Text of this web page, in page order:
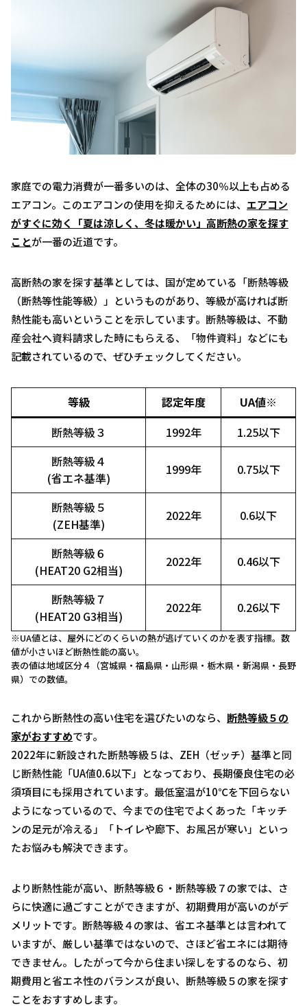
家庭での電力消費が一番多いのは、全体の30％以上も占める
エアコン。このエアコンの使用を抑えるためには、 エアコン
がすぐに効く「夏は涼しく、冬は暖かい」高断熱の家を探す
ことが一番の近道です。
高断熱の家を探す基準としては、国が定めている「断熱等級
（断熱等性能等級）」というものがあり、等級が高ければ断
熱性能も高いということを示しています。断熱等級は、不動
産会社へ資料請求した時にもらえる、「物件資料」などにも
記載されているので、ぜひチェックしてください。
等級 認定年度
UA値※
断熱等級３
1992年
1.25以下
断熱等級４
(省エネ基準)
1999年 0.75以下
断熱等級５
(ZEH基準)
2022年 0.6以下
断熱等級６
(HEAT20 G2相当)
2022年 0.46以下
断熱等級７
(HEAT20 G3相当)
2022年 0.26以下
※UA値とは、屋外にどのくらいの熱が逃げていくのかを表す指標。数
値が小さいほど断熱性能の高い。
表の値は地域区分４（宮城県・福島県・山形県・栃木県・新潟県・長野
県）での数値。
これから断熱性の高い住宅を選びたいのなら、 断熱等級５の
家がおすすめです。
2022年に新設された断熱等級５は、ZEH（ゼッチ）基準と同
じ断熱性能「UA値0.6以下」となっており、長期優良住宅の必
須項目にも採用されています。最低室温が10℃を下回らない
ようになっているので、今までの住宅でよくあった「キッチ
ンの足元が冷える」「トイレや廊下、お風呂が寒い」といっ
たお悩みも解決できます。
より断熱性能が高い、断熱等級６・断熱等級７の家では、さ
らに快適に過ごすことができますが、初期費用が高いのがデ
メリットです。断熱等級４の家は、省エネ基準とは言われて
いますが、厳しい基準ではないので、さほど省エネには期待
できません。したがって今から住まい探しをするのなら、初
期費用と省エネ性のバランスが良い、断熱等級５の家を探す
ことをおすすめします。